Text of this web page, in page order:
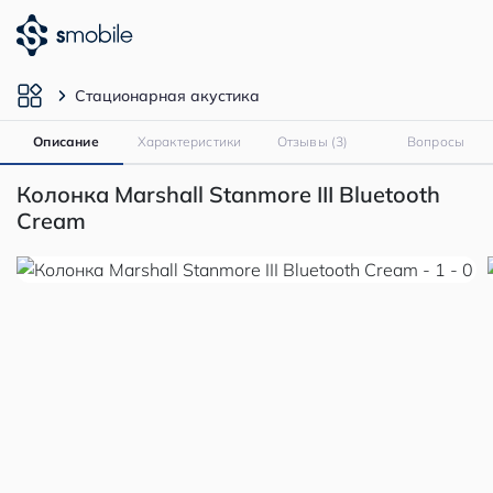
Стационарная акустика
Описание Характеристики Отзывы (3) Вопросы
Колонка Marshall Stanmore III Bluetooth
Cream